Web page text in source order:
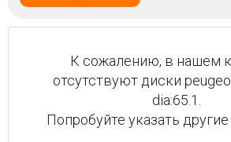
21:00
К сожалению, в нашем
отсутствуют диски
dia:65.1.
Попробуйте указать